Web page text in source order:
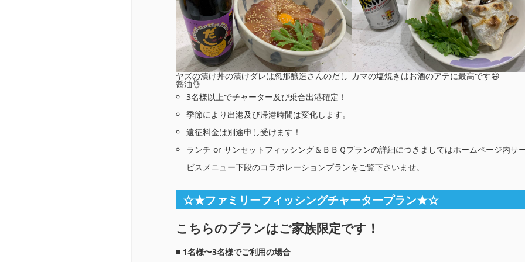
ヤズの漬け丼の漬けダレは忽那醸造さんのだし
醤油👌
カマの塩焼きはお酒のアテに最高です😄
3名様以上でチャーター及び乗合出港確定！
季節により出港及び帰港時間は変化します。
遠征料金は別途申し受けます！
ランチ or サンセットフィッシング＆ＢＢＱプランの詳細につきましてはホームページ内サ
ビスメニュー下段のコラボレーションプランをご覧下さいませ。
☆★ファミリーフィッシングチャータープラン★☆
こちらのプランはご家族限定です！
■ 1名様〜3名様でご利用の場合